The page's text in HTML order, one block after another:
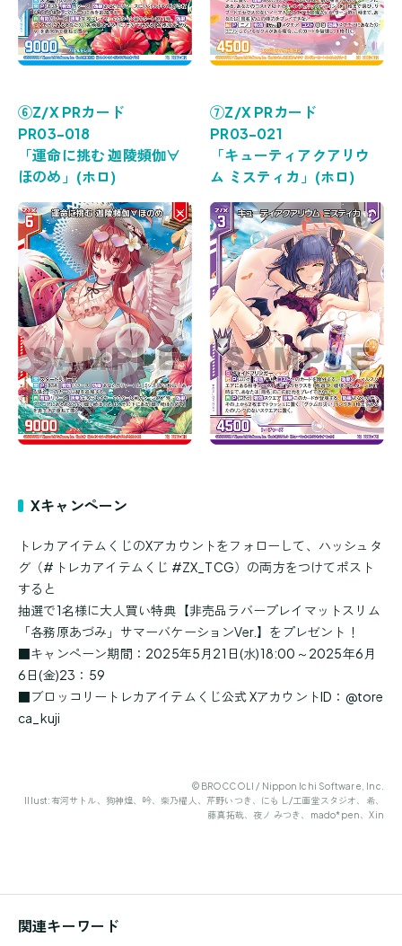
⑥Z/X PRカード
PR03-018
「運命に挑む 迦陵頻伽∀
ほのめ」(ホロ)
⑦Z/X PRカード
PR03-021
「キューティアクアリウ
ム ミスティカ」(ホロ)
Xキャンペーン
トレカアイテムくじのXアカウントをフォローして、ハッシュタ
グ（#トレカアイテムくじ #ZX_TCG）の両方をつけてポスト
すると
抽選で1名様に大人買い特典【非売品ラバープレイマットスリム
「各務原あづみ」サマーバケーションVer.】をプレゼント！
■キャンペーン期間：2025年5月21日(水)18:00～2025年6月
6日(金)23：59
■ブロッコリートレカアイテムくじ公式 XアカウントID：@tore
ca_kuji
©BROCCOLI / Nippon Ichi Software, Inc.
Illust:有河サトル、狗神煌、吟、柴乃櫂人、芹野いつき、にもし/工画堂スタジオ、希、
藤真拓哉、夜ノ みつき、mado*pen、Xin
関連キーワード